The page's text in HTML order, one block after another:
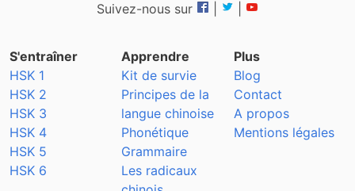
Suivez-nous sur
S'entraîner
HSK 1
HSK 2
HSK 3
HSK 4
HSK 5
HSK 6
Apprendre
Kit de survie
Principes de la
langue chinoise
Phonétique
Grammaire
Les radicaux
Plus
Blog
Contact
A propos
Mentions légales